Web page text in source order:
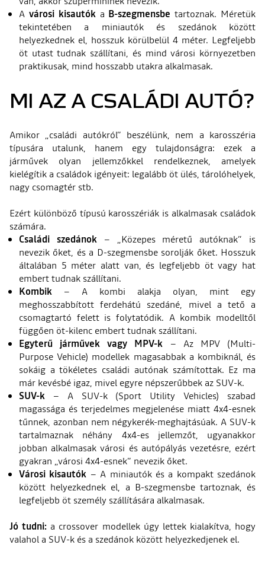
A városi kisautók a B-szegmensbe tartoznak. Méretük
tekintetében a miniautók és szedánok között
helyezkednek el, hosszuk körülbelül 4 méter. Legfeljebb
öt utast tudnak szállítani, és mind városi környezetben
praktikusak, mind hosszabb utakra alkalmasak.
MI AZ A CSALÁDI AUTÓ?
Amikor „családi autókról” beszélünk, nem a karosszéria
típusára utalunk, hanem egy tulajdonságra: ezek a
járművek olyan jellemzőkkel rendelkeznek, amelyek
kielégítik a családok igényeit: legalább öt ülés, tárolóhelyek,
nagy csomagtér stb.
Ezért különböző típusú karosszériák is alkalmasak családok
számára.
Családi szedánok– „Közepes méretű autóknak” is
nevezik őket, és a D-szegmensbe sorolják őket. Hosszuk
általában 5 méter alatt van, és legfeljebb öt vagy hat
embert tudnak szállítani.
Kombik – A kombi alakja olyan, mint egy
meghosszabbított ferdehátú szedáné, mivel a tető a
csomagtartó felett is folytatódik. A kombik modelltől
függően öt-kilenc embert tudnak szállítani.
Egyterű járművek vagy MPV-k – Az MPV (Multi-
Purpose Vehicle) modellek magasabbak a kombiknál, és
sokáig a tökéletes családi autónak számítottak. Ez ma
már kevésbé igaz, mivel egyre népszerűbbek az SUV-k.
SUV-k – A SUV-k (Sport Utility Vehicles) szabad
magassága és terjedelmes megjelenése miatt 4x4-esnek
tűnnek, azonban nem négykerék-meghajtásúak. A SUV-k
tartalmaznak néhány 4x4-es jellemzőt, ugyanakkor
jobban alkalmasak városi és autópályás vezetésre, ezért
gyakran „városi 4x4-esnek” nevezik őket.
Városi kisautók – A miniautók és a kompakt szedánok
között helyezkednek el, a B-szegmensbe tartoznak, és
legfeljebb öt személy szállítására alkalmasak.
Jó tudni: a crossover modellek úgy lettek kialakítva, hogy
valahol a SUV-k és a szedánok között helyezkedjenek el.